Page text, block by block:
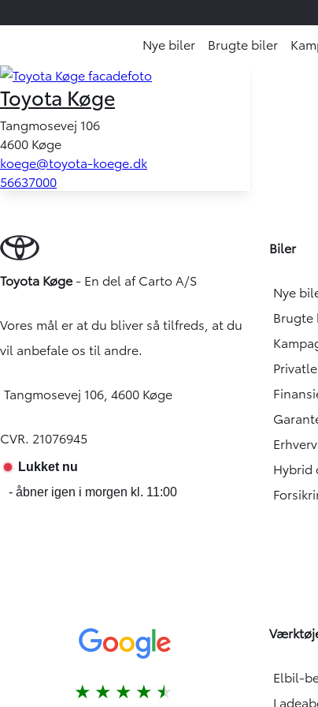
Nye biler Brugte biler
Toyota Køge
Tangmosevej 106
4600 Køge
koege@toyota-koege.dk
56637000
Toyota Køge- En del afCarto A/S
Vores mål er at du bliver så tilfreds, at du
vil anbefale os til andre.
Tangmosevej 106, 4600 Køge
CVR. 21076945
Biler
Nye
Brugte
Hybrid
Elbil-